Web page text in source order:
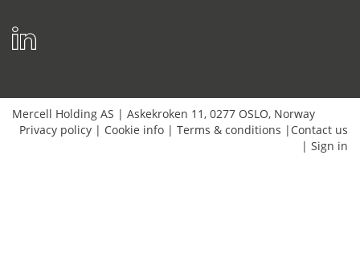
Mercell Holding AS | Askekroken 11 , 0277 OSLO, Norway
Privacy policy | Cookie info | Terms & conditions | Contact us
| Sign in